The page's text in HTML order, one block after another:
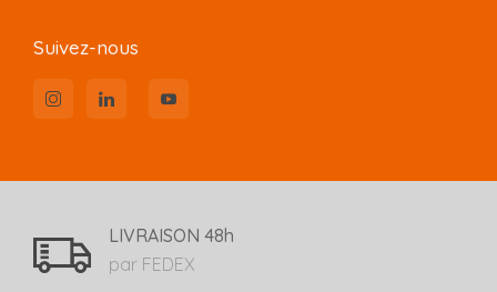
Suivez-nous
LIVRAISON 48h
par FEDEX